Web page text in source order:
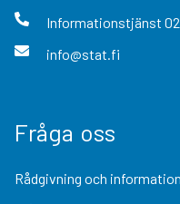
Informationstjänst
info@stat.fi
Fråga oss
Rådgivning och